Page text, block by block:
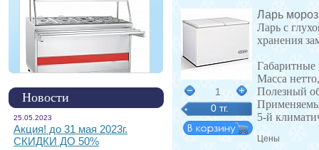
Новости
25.05.2023
Акция! до 31 мая 2023г.
СКИДКИ ДО 50%
1
0 тг.
Ларь
Ларь с
хранения
Габаритные
Масса
Полезный
5-й
Цены